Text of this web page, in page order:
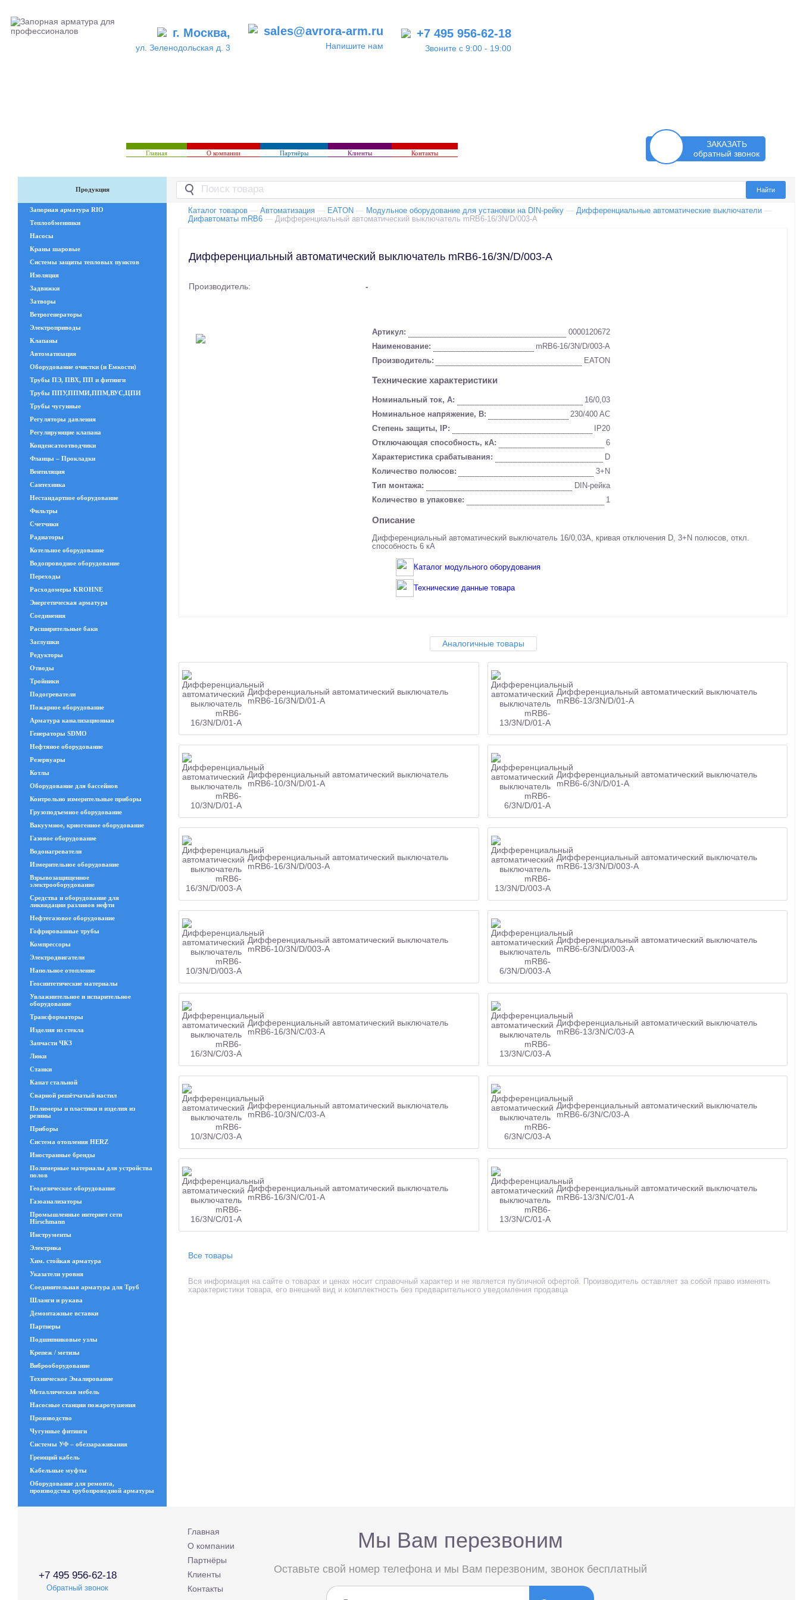
г. Москва,
ул. Зеленодольская д. 3
sales@avrora-arm.ru
Напишите нам
+7 495 956-62-18
Звоните с 9:00 - 19:00
Главная О компании Партнёры Клиенты Контакты
ЗАКАЗАТЬ
обратный звонок
Продукция
Запорная арматура RIO
Теплообменники
Насосы
Краны шаровые
Системы защиты тепловых пунктов
Изоляция
Задвижки
Затворы
Ветрогенераторы
Электроприводы
Клапаны
Автоматизация
Оборудование очистки (и Емкости)
Трубы ПЭ, ПВХ, ПП и фитинги
Трубы ППУ,ППМИ,ППМ,ВУС,ЦПИ
Трубы чугунные
Регуляторы давления
Регулирующие клапана
Конденсатоотводчики
Фланцы – Прокладки
Вентиляция
Сантехника
Нестандартное оборудование
Фильтры
Счетчики
Радиаторы
Котельное оборудование
Водопроводное оборудование
Переходы
Расходомеры KROHNE
Энергетическая арматура
Соединения
Расширительные баки
Заглушки
Редукторы
Отводы
Тройники
Подогреватели
Пожарное оборудование
Арматура канализационная
Генераторы SDMO
Нефтяное оборудование
Резервуары
Котлы
Оборудование для бассейнов
Контрольно измерительные приборы
Грузоподъемное оборудование
Вакуумное, криогенное оборудование
Газовое оборудование
Водонагреватели
Измерительное оборудование
Взрывозащищенное
электрооборудование
Средства и оборудование для
ликвидации разливов нефти
Нефтегазовое оборудование
Гофрированные трубы
Компрессоры
Электродвигатели
Напольное отопление
Геосинтетические материалы
Увлажнительное и испарительное
оборудование
Трансформаторы
Изделия из стекла
Запчасти ЧКЗ
Люки
Станки
Канат стальной
Сварной решётчатый настил
Полимеры и пластики и изделия из
резины
Приборы
Система отопления HERZ
Иностранные бренды
Полимерные материалы для устройства
полов
Геодезическое оборудование
Газоанализаторы
Промышленные интернет сети
Hirschmann
Инструменты
Электрика
Хим. стойкая арматура
Указатели уровня
Соединительная арматура для Труб
Шланги и рукава
Демонтажные вставки
Партнеры
Подшипниковые узлы
Крепеж / метизы
Виброоборудование
Техническое Эмалирование
Металлическая мебель
Насосные станции пожаротушения
Производство
Чугунные фитинги
Системы УФ – обеззараживания
Греющий кабель
Кабельные муфты
Оборудование для ремонта,
производства трубопроводной арматуры
Каталог товаров — Автоматизация — EATON — Модульное оборудование для установки на DIN-рейку — Дифференциальные автоматические выключатели —
Дифавтоматы mRB6 — Дифференциальный автоматический выключатель mRB6-16/3N/D/003-A
Дифференциальный автоматический выключатель mRB6-16/3N/D/003-A
Производитель: -
Артикул:
0000120672
Наименование:
mRB6-16/3N/D/003-A
Производитель:
EATON
Технические характеристики
Номинальный ток, А:
16/0,03
Номинальное напряжение, В:
230/400 AC
Степень защиты, IP:
IP20
Отключающая способность, кА:
6
Характеристика срабатывания:
D
Количество полюсов:
3+N
Тип монтажа:
DIN-рейка
Количество в упаковке:
1
Описание
Дифференциальный автоматический выключатель 16/0,03А, кривая отключения D, 3+N полюсов, откл.
способность 6 кА
Каталог модульного оборудования
Технические данные товара
Аналогичные товары
Дифференциальный автоматический выключатель
mRB6-16/3N/D/01-A
Дифференциальный автоматический выключатель
mRB6-13/3N/D/01-A
Дифференциальный автоматический выключатель
mRB6-10/3N/D/01-A
Дифференциальный автоматический выключатель
mRB6-6/3N/D/01-A
Дифференциальный автоматический выключатель
mRB6-16/3N/D/003-A
Дифференциальный автоматический выключатель
mRB6-13/3N/D/003-A
Дифференциальный автоматический выключатель
mRB6-10/3N/D/003-A
Дифференциальный автоматический выключатель
mRB6-6/3N/D/003-A
Дифференциальный автоматический выключатель
mRB6-16/3N/C/03-A
Дифференциальный автоматический выключатель
mRB6-13/3N/C/03-A
Дифференциальный автоматический выключатель
mRB6-10/3N/C/03-A
Дифференциальный автоматический выключатель
mRB6-6/3N/C/03-A
Дифференциальный автоматический выключатель
mRB6-16/3N/C/01-A
Дифференциальный автоматический выключатель
mRB6-13/3N/C/01-A
Все товары
Вся информация на сайте о товарах и ценах носит справочный характер и не является публичной офертой. Производитель оставляет за собой право изменять
характеристики товара, его внешний вид и комплектность без предварительного уведомления продавца
+7 495 956-62-18
Обратный звонок
Главная
О компании
Партнёры
Клиенты
Контакты
Мы Вам перезвоним
Оставьте свой номер телефона и мы Вам перезвоним, звонок бесплатный